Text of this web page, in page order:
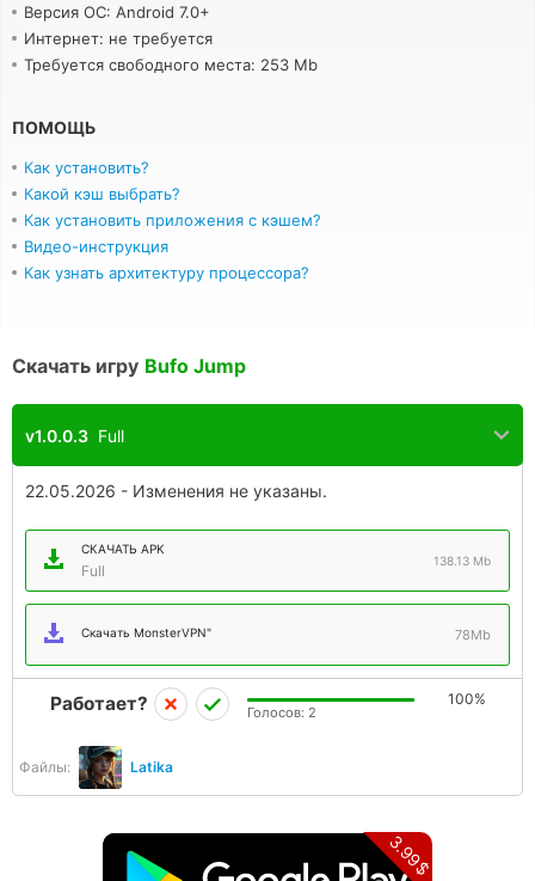
Версия ОС: Android 7.0+
Интернет: не требуется
Требуется свободного места: 253 Mb
ПОМОЩЬ
Как установить?
Какой кэш выбрать?
Как установить приложения с кэшем?
Видео-инструкция
Как узнать архитектуру процессора?
Скачать игру Bufo Jump
v1.0.0.3 Full
22.05.2026 - Изменения не указаны.
СКАЧАТЬ APK
Full
138.13 Mb
Скачать MonsterVPN" 78Mb
Файлы: Latika
Работает? 100%
Голосов: 2
3.99$